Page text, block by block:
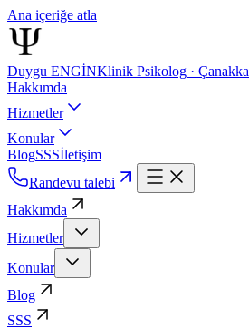
Ana içeriğe atla
Duygu ENGİNKlinik Psikolog ·
Hakkımda
Hizmetler
Konular
BlogSSSİletişim
Randevu talebi
Hakkımda
Hizmetler
Konular
Blog
SSS